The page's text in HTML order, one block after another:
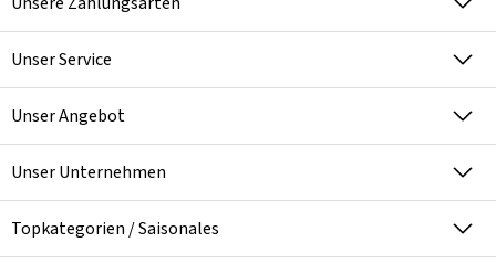
Unser Service
Unser Angebot
Unser Unternehmen
Topkategorien / Saisonales